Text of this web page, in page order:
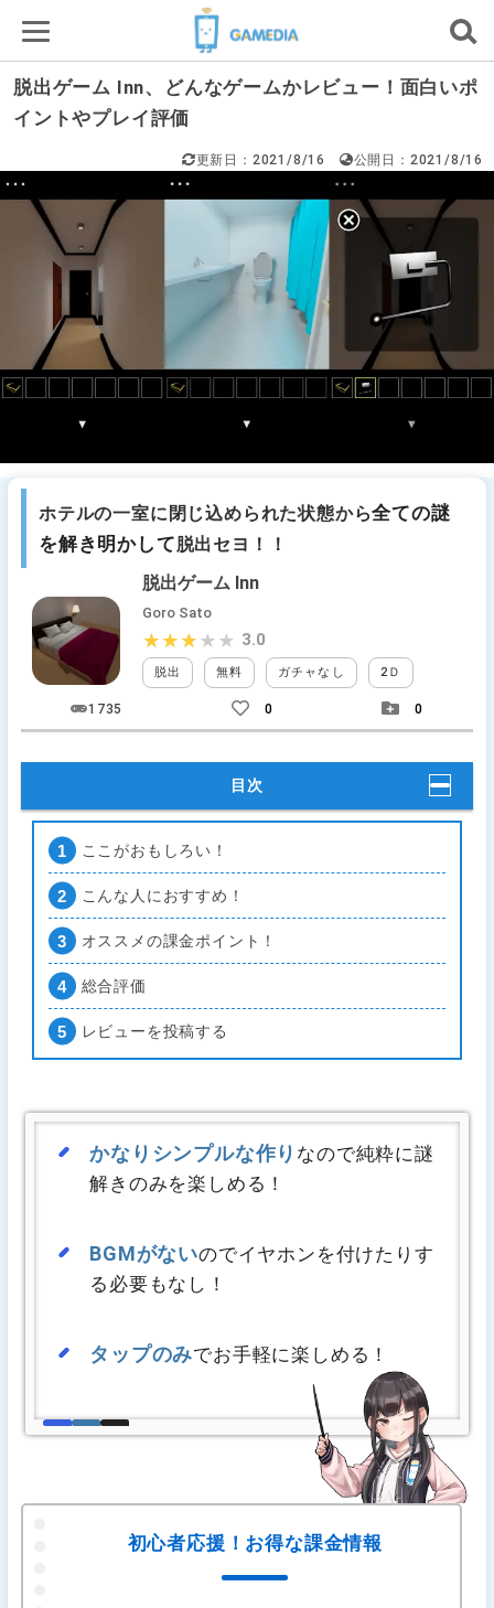
脱出ゲーム Inn、どんなゲームかレビュー！面白いポ
イントやプレイ評価
更新日：2021/8/16 公開日：2021/8/16
ホテルの一室に閉じ込められた状態から全ての謎
を解き明かして脱出セヨ！！
脱出ゲーム Inn
Goro Sato
脱出 無料 ガチャなし 2Ｄ
★★★★★
★★★★★ 3.0
1735 0 0
目次
ここがおもしろい！
こんな人におすすめ！
オススメの課金ポイント！
総合評価
レビューを投稿する
かなりシンプルな作り なので純粋に謎
解きのみを楽しめる！
BGMがないのでイヤホンを付けたりす
る必要もなし！
タップのみでお手軽に楽しめる！
初心者応援！お得な課金情報